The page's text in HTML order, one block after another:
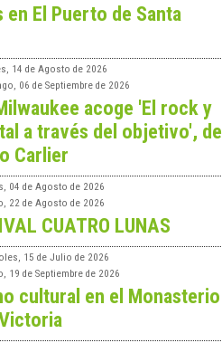
en El Puerto de Santa
14 de Agosto de 2026
06 de Septiembre de 2026
acoge 'El rock y
a través del objetivo', de
Carlier
04 de Agosto de 2026
22 de Agosto de 2026
CUATRO LUNAS
15 de Julio de 2026
19 de Septiembre de 2026
cultural en el Monasterio